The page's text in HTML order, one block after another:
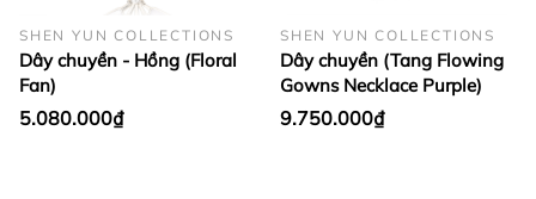
SHEN YUN COLLECTIONS
Dây chuyền - Hồng (Floral
Fan)
5.080.000₫
SHEN YUN COLLECTIONS
Dây chuyền (Tang Flowing
Gowns Necklace Purple)
9.750.000₫